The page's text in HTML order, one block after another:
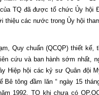
của TQ đã được tổ chức Ủy hội
thiệu các nước trong Ủy hội
Quy chuẩn (QCQP) thiết kế,
cứu và ban hành sớm nhất,
Hiệp hội các kỷ sư Quân đội
Bê tông đầm lăn “ ngày 15
1992. TQ khi chưa có